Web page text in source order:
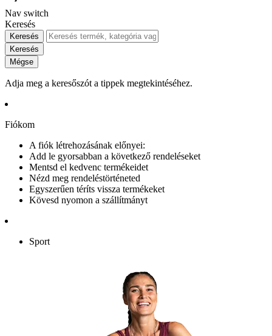
Nav switch
Keresés
Keresés
Keresés
Mégse
Adja meg a keresőszót a tippek megtekintéséhez.
Fiókom
A fiók létrehozásának előnyei:
Add le gyorsabban a következő rendeléseket
Mentsd el kedvenc termékeidet
Nézd meg rendeléstörténeted
Egyszerűen téríts vissza termékeket
Kövesd nyomon a szállítmányt
Sport